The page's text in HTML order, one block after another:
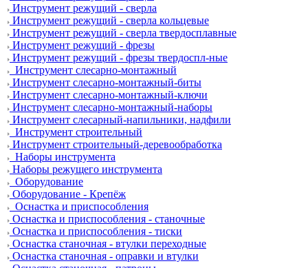
Инструмент режущий - сверла
Инструмент режущий - сверла кольцевые
Инструмент режущий - сверла твердосплавные
Инструмент режущий - фрезы
Инструмент режущий - фрезы твердоспл-ные
Инструмент слесарно-монтажный
Инструмент слесарно-монтажный-биты
Инструмент слесарно-монтажный-ключи
Инструмент слесарно-монтажный-наборы
Инструмент слесарный-напильники, надфили
Инструмент строительный
Инструмент строительный-деревообработка
Наборы инструмента
Наборы режущего инструмента
Оборудование
Оборудование - Крепёж
Оснастка и приспособления
Оснастка и приспособления - станочные
Оснастка и приспособления - тиски
Оснастка станочная - втулки переходные
Оснастка станочная - оправки и втулки